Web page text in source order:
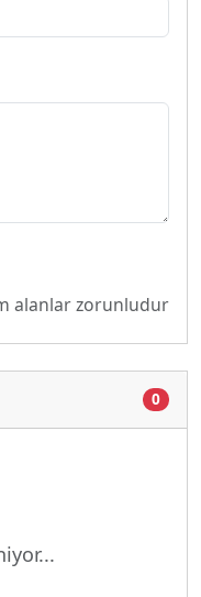
alanlar zorunludur
0